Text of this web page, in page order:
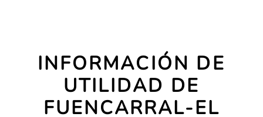
INFORMACIÓN DE
UTILIDAD DE
FUENCARRAL-EL